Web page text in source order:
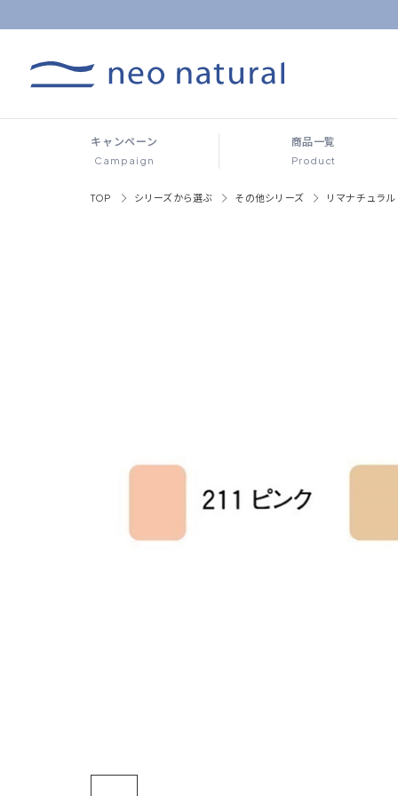
キャンペーン
Campaign
商品一覧
Product
TOP シリーズから選ぶ その他シリーズ リマナチュラ